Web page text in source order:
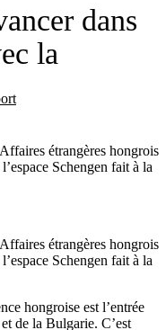
dans
la
étrangères hongrois
Schengen fait à la
étrangères hongrois
Schengen fait à la
hongroise est l’entrée
de la Bulgarie. C’est